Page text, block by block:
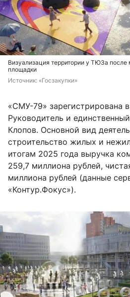
Визуализация территории у ТЮЗа после
площадки
Источник: «Госзакупки»
«СМУ-79» зарегистрирована
Руководитель и
Клопов. Основной вид
строительство жилых и
итогам 2025 года выручка
259,7 миллиона рублей,
миллиона рублей (данные
«Контур.Фокус»).